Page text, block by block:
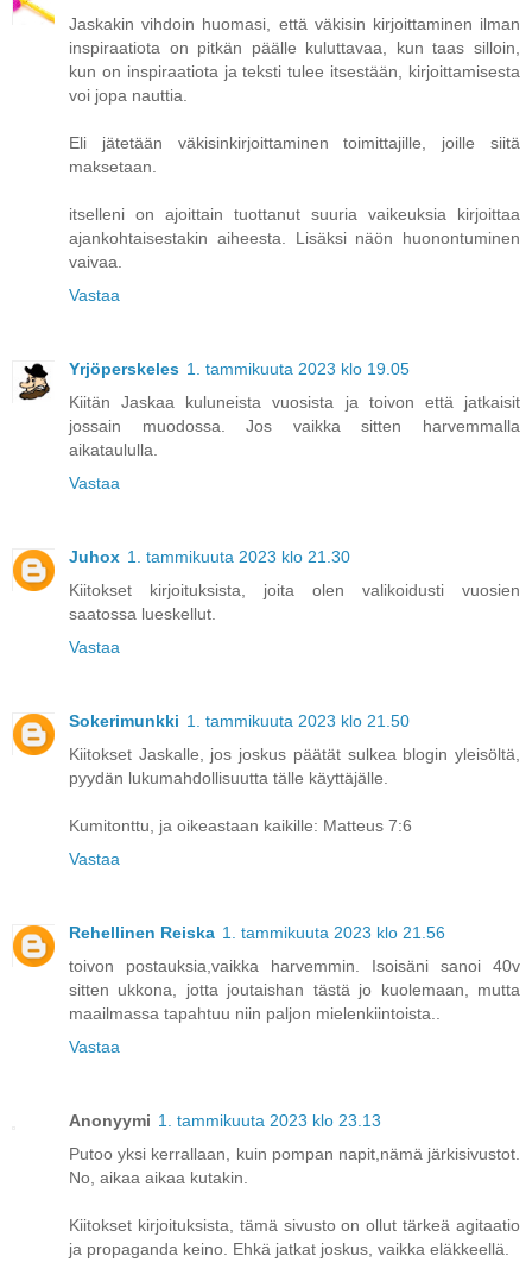
Jaskakin vihdoin huomasi, että väkisin kirjoittaminen ilman
inspiraatiota on pitkän päälle kuluttavaa, kun taas silloin,
kun on inspiraatiota ja teksti tulee itsestään, kirjoittamisesta
voi jopa nauttia.
Eli jätetään väkisinkirjoittaminen toimittajille, joille siitä
maksetaan.
itselleni on ajoittain tuottanut suuria vaikeuksia kirjoittaa
ajankohtaisestakin aiheesta. Lisäksi näön huonontuminen
vaivaa.
Vastaa
Yrjöperskeles 1. tammikuuta 2023 klo 19.05
Kiitän Jaskaa kuluneista vuosista ja toivon että jatkaisit
jossain muodossa. Jos vaikka sitten harvemmalla
aikataululla.
Vastaa
Juhox 1. tammikuuta 2023 klo 21.30
Kiitokset kirjoituksista, joita olen valikoidusti vuosien
saatossa lueskellut.
Vastaa
Sokerimunkki 1. tammikuuta 2023 klo 21.50
Kiitokset Jaskalle, jos joskus päätät sulkea blogin yleisöltä,
pyydän lukumahdollisuutta tälle käyttäjälle.
Kumitonttu, ja oikeastaan kaikille: Matteus 7:6
Vastaa
Rehellinen Reiska 1. tammikuuta 2023 klo 21.56
toivon postauksia,vaikka harvemmin. Isoisäni sanoi 40v
sitten ukkona, jotta joutaishan tästä jo kuolemaan, mutta
maailmassa tapahtuu niin paljon mielenkiintoista..
Vastaa
Anonyymi 1. tammikuuta 2023 klo 23.13
Putoo yksi kerrallaan, kuin pompan napit,nämä järkisivustot.
No, aikaa aikaa kutakin.
Kiitokset kirjoituksista, tämä sivusto on ollut tärkeä agitaatio
ja propaganda keino. Ehkä jatkat joskus, vaikka eläkkeellä.